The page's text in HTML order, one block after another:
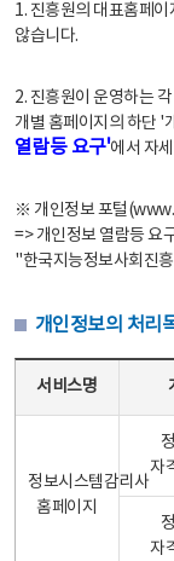
1. 진흥원의 대표홈페
않습니다.
2. 진흥원이 운영하는
개별 홈페이지의 하단 '
열람등 요구'에서 자
※ 개인정보 포털
=> 개인정보 열람등 요
"한국지능정보사회진
개인정보의 처리
서비스명
정보시스템감리사
홈페이지
자
자